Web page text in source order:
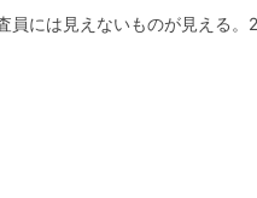
には見えないものが見える。